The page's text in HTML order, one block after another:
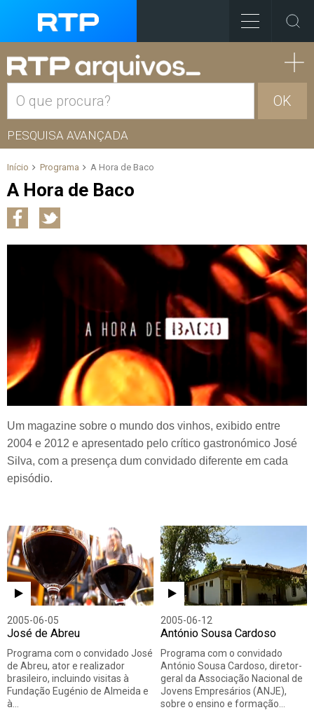
OK
PESQUISA AVANÇADA
Início Programa A Hora de Baco
A Hora de Baco
Um magazine sobre o mundo dos vinhos, exibido entre
2004 e 2012 e apresentado pelo crítico gastronómico José
Silva, com a presença dum convidado diferente em cada
episódio.
2005-06-05
José de Abreu
Programa com o convidado José
de Abreu, ator e realizador
brasileiro, incluindo visitas à
Fundação Eugénio de Almeida e
à…
2005-06-12
António Sousa Cardoso
Programa com o convidado
António Sousa Cardoso, diretor-
geral da Associação Nacional de
Jovens Empresários (ANJE),
sobre o ensino e formação…